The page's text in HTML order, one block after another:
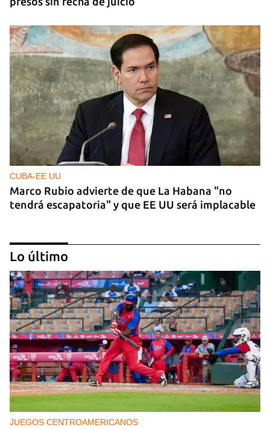
CUBA-EE UU
Marco Rubio advierte de que La Habana "no
tendrá escapatoria" y que EE UU será implacable
PODCAST
Cafecito informativo del viernes 7 de agosto de
2026
Lo último
JUEGOS CENTROAMERICANOS